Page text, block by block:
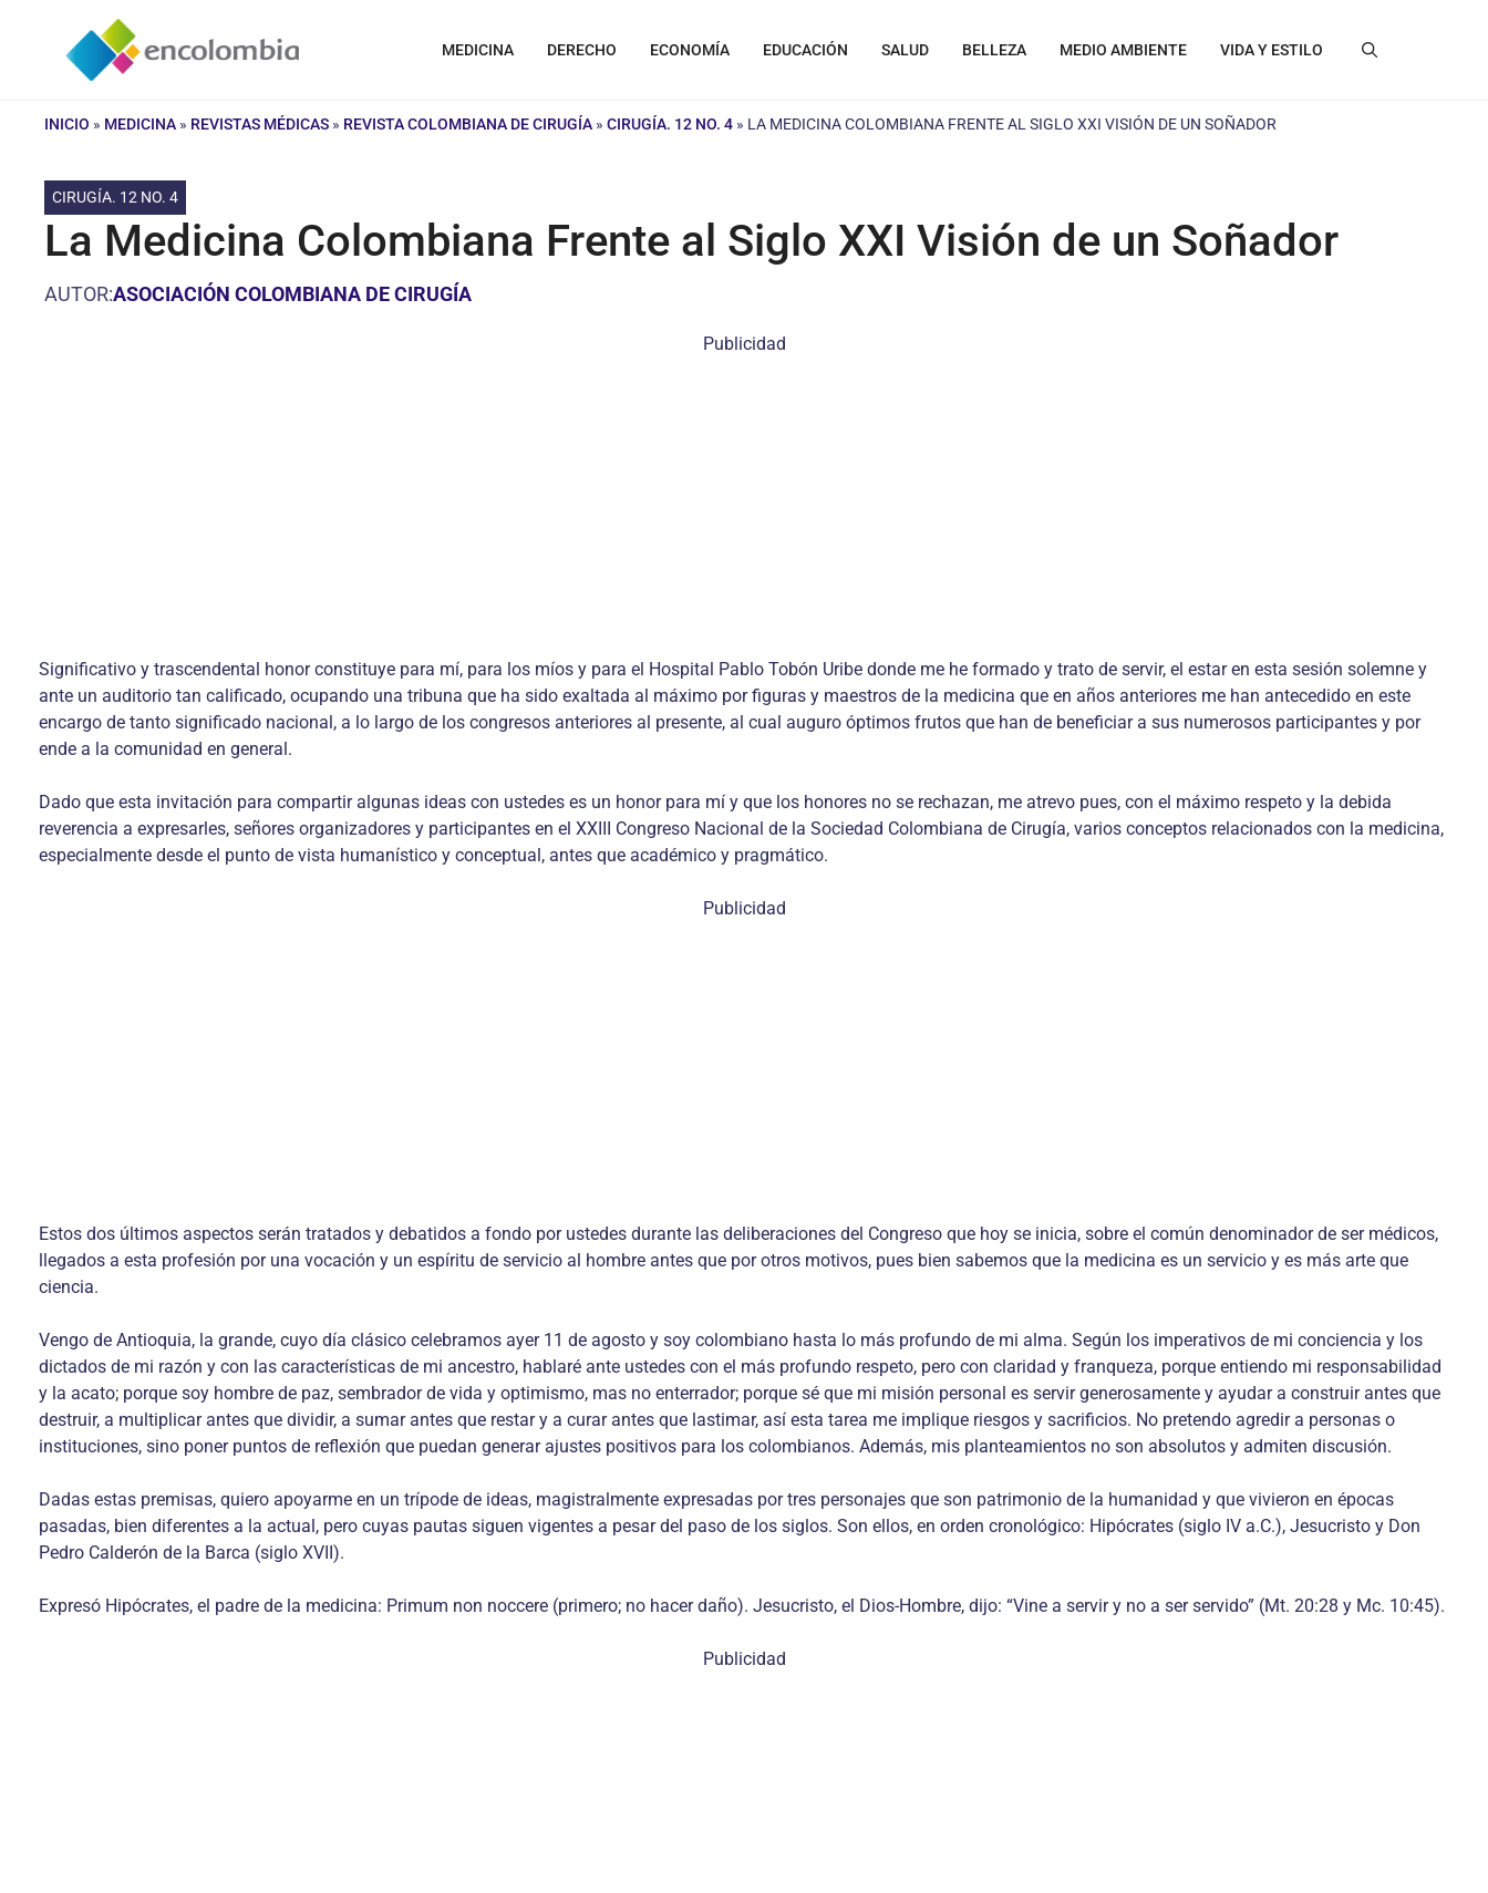
contenido
MEDICINA DERECHO ECONOMÍA EDUCACIÓN SALUD BELLEZA MEDIO AMBIENTE VIDA Y ESTILO
INICIO » MEDICINA » REVISTAS MÉDICAS » REVISTA COLOMBIANA DE CIRUGÍA » CIRUGÍA. 12 NO. 4 » LA MEDICINA COLOMBIANA FRENTE AL SIGLO XXI VISIÓN DE UN SOÑADOR
CIRUGÍA. 12 NO. 4
La Medicina Colombiana Frente al Siglo XXI Visión de un Soñador
AUTOR:ASOCIACIÓN COLOMBIANA DE CIRUGÍA
Publicidad
Significativo y trascendental honor constituye para mí, para los míos y para el Hospital Pablo Tobón Uribe donde me he formado y trato de servir, el estar en esta sesión solemne y
ante un auditorio tan calificado, ocupando una tribuna que ha sido exaltada al máximo por figuras y maestros de la medicina que en años anteriores me han antecedido en este
encargo de tanto significado nacional, a lo largo de los congresos anteriores al presente, al cual auguro óptimos frutos que han de beneficiar a sus numerosos participantes y por
ende a la comunidad en general.
Dado que esta invitación para compartir algunas ideas con ustedes es un honor para mí y que los honores no se rechazan, me atrevo pues, con el máximo respeto y la debida
reverencia a expresarles, señores organizadores y participantes en el XXIII Congreso Nacional de la Sociedad Colombiana de Cirugía, varios conceptos relacionados con la medicina,
especialmente desde el punto de vista humanístico y conceptual, antes que académico y pragmático.
Publicidad
Estos dos últimos aspectos serán tratados y debatidos a fondo por ustedes durante las deliberaciones del Congreso que hoy se inicia, sobre el común denominador de ser médicos,
llegados a esta profesión por una vocación y un espíritu de servicio al hombre antes que por otros motivos, pues bien sabemos que la medicina es un servicio y es más arte que
ciencia.
Vengo de Antioquia, la grande, cuyo día clásico celebramos ayer 11 de agosto y soy colombiano hasta lo más profundo de mi alma. Según los imperativos de mi conciencia y los
dictados de mi razón y con las características de mi ancestro, hablaré ante ustedes con el más profundo respeto, pero con claridad y franqueza, porque entiendo mi responsabilidad
y la acato; porque soy hombre de paz, sembrador de vida y optimismo, mas no enterrador; porque sé que mi misión personal es servir generosamente y ayudar a construir antes que
destruir, a multiplicar antes que dividir, a sumar antes que restar y a curar antes que lastimar, así esta tarea me implique riesgos y sacrificios. No pretendo agredir a personas o
instituciones, sino poner puntos de reflexión que puedan generar ajustes positivos para los colombianos. Además, mis planteamientos no son absolutos y admiten discusión.
Dadas estas premisas, quiero apoyarme en un trípode de ideas, magistralmente expresadas por tres personajes que son patrimonio de la humanidad y que vivieron en épocas
pasadas, bien diferentes a la actual, pero cuyas pautas siguen vigentes a pesar del paso de los siglos. Son ellos, en orden cronológico: Hipócrates (siglo IV a.C.), Jesucristo y Don
Pedro Calderón de la Barca (siglo XVII).
Expresó Hipócrates, el padre de la medicina: Primum non noccere (primero; no hacer daño). Jesucristo, el Dios-Hombre, dijo: “Vine a servir y no a ser servido” (Mt. 20:28 y Mc. 10:45).
Publicidad